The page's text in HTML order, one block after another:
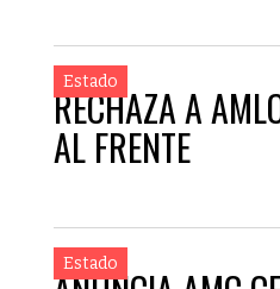
Estado
RECHAZA A
AL FRENTE
Estado